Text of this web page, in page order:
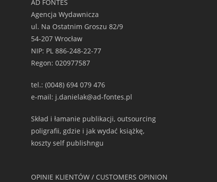
AD FONTES
Agencja Wydawnicza
ul. Na Ostatnim Groszu 82/9
54-207 Wrocław
NIP: PL 886-248-22-77
Regon: 020977587
tel.: (0048) 694 079 476
e-mail: j.danielak@ad-fontes.pl
Skład i łamanie publikacji, outsourcing
poligrafii, gdzie i jak wydać książkę,
koszty self publishngu
OPINIE KLIENTÓW / CUSTOMERS OPINION